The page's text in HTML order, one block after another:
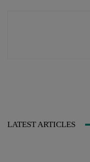
LATEST ARTICLES